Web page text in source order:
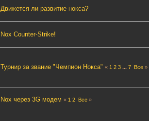
Движется ли развитие нокса?
Nox Counter-Strike!
Турнир за звание "Чемпион Нокса" « 1 2 3 ... 7 Все»
Nox через 3G модем « 1 2 Все»